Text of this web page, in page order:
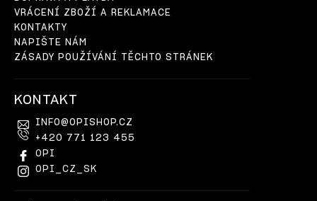
VRÁCENÍ ZBOŽÍ A REKLAMACE
KONTAKTY
NAPIŠTE NÁM
ZÁSADY POUŽÍVÁNÍ TĚCHTO STRÁNEK
KONTAKT
INFO@OPISHOP.CZ
+420 771 123 455
OPI
OPI_CZ_SK